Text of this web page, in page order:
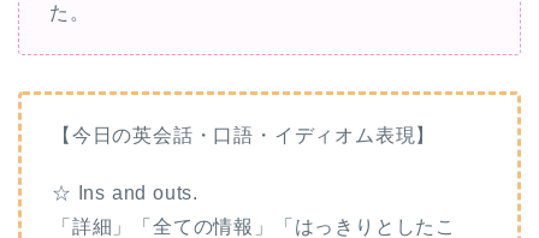
た。
【今日の英会話・口語・イディオム表現】
☆ Ins and outs.
「詳細」「全ての情報」「はっきりとしたこ